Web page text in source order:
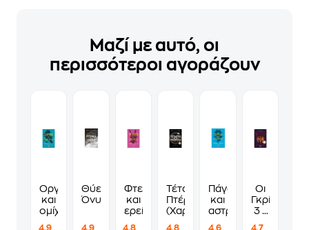
Μαζί με αυτό, οι
περισσότεροι αγοράζουν
Οργή
και
ομίχλη
4.9
Θύελλα
Όνυξ
4.9
Φτερά
και
ερείπια
4.8
Τέταρτη
Πτέρυγα
(Χαρτόδετο)
4.8
Πάγος
και
αστροφεγγιά
4.6
Οι
Γκρίσα
3 -
4.7